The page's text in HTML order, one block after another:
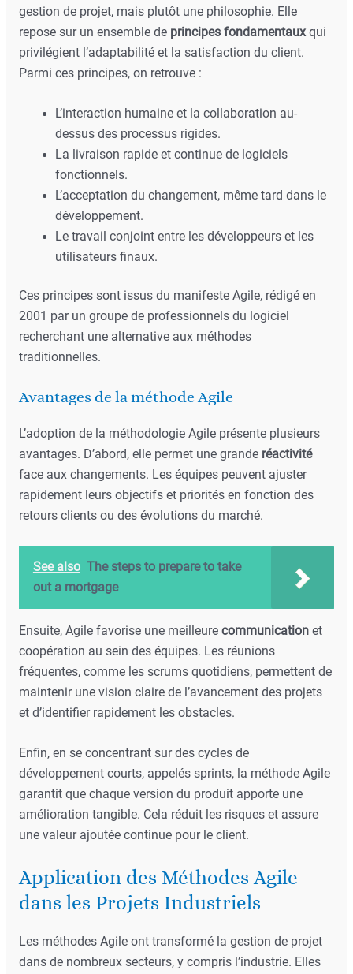
gestion de projet, mais plutôt une philosophie. Elle
repose sur un ensemble de principes fondamentauxqui
privilégient l’adaptabilité et la satisfaction du client.
Parmi ces principes, on retrouve :
L’interaction humaine et la collaboration au-
dessus des processus rigides.
La livraison rapide et continue de logiciels
fonctionnels.
L’acceptation du changement, même tard dans le
développement.
Le travail conjoint entre les développeurs et les
utilisateurs finaux.
Ces principes sont issus du manifeste Agile, rédigé en
2001 par un groupe de professionnels du logiciel
recherchant une alternative aux méthodes
traditionnelles.
Avantages de la méthode Agile
L’adoption de la méthodologie Agile présente plusieurs
avantages. D’abord, elle permet une grande réactivité
face aux changements. Les équipes peuvent ajuster
rapidement leurs objectifs et priorités en fonction des
retours clients ou des évolutions du marché.
See also The steps to prepare to take
out a mortgage
Ensuite, Agile favorise une meilleure communicationet
coopération au sein des équipes. Les réunions
fréquentes, comme les scrums quotidiens, permettent de
maintenir une vision claire de l’avancement des projets
et d’identifier rapidement les obstacles.
Enfin, en se concentrant sur des cycles de
développement courts, appelés sprints, la méthode Agile
garantit que chaque version du produit apporte une
amélioration tangible. Cela réduit les risques et assure
une valeur ajoutée continue pour le client.
Application des Méthodes Agile
dans les Projets Industriels
Les méthodes Agile ont transformé la gestion de projet
dans de nombreux secteurs, y compris l’industrie. Elles